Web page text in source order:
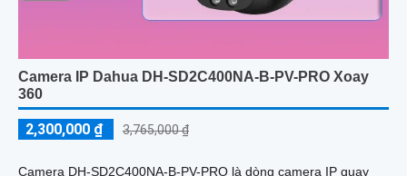
Camera IP Dahua DH-SD2C400NA-B-PV-PRO Xoay
360
2,300,000 ₫ 3,765,000 ₫
Camera DH-SD2C400NA-B-PV-PRO là dòng camera IP quay